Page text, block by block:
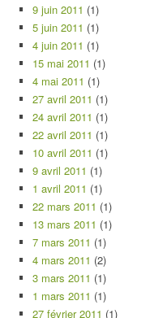
9 juin 2011 (1)
5 juin 2011 (1)
4 juin 2011 (1)
15 mai 2011 (1)
4 mai 2011 (1)
27 avril 2011 (1)
24 avril 2011 (1)
22 avril 2011 (1)
10 avril 2011 (1)
9 avril 2011 (1)
1 avril 2011 (1)
22 mars 2011 (1)
13 mars 2011 (1)
7 mars 2011 (1)
4 mars 2011 (2)
3 mars 2011 (1)
1 mars 2011 (1)
27 février 2011 (1)